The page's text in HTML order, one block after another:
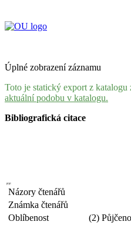
Úplné zobrazení záznamu
Toto je statický export z katalogu
aktuální podobu v katalogu.
Bibliografická citace
Názory čtenářů
Známka čtenářů
Oblíbenost
(2)